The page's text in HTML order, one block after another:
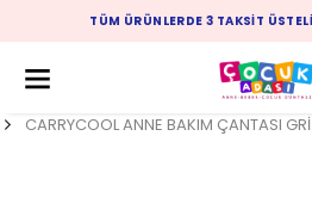
VADE FARKI YOK...
CARRYCOOL ANNE BAKIM ÇANTASI GRİ